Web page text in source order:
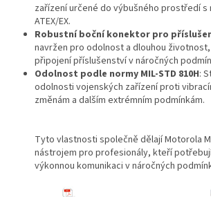
zařízení určené do výbušného prostředí
ATEX/EX.
Robustní boční konektor pro
navržen pro odolnost a dlouhou
připojení příslušenství v náročných
Odolnost podle normy MIL‑STD 810H:
odolnosti vojenských zařízení proti
změnám a dalším extrémním podmínkám.
Tyto vlastnosti společně dělají Motorola
nástrojem pro profesionály, kteří
výkonnou komunikaci v náročných